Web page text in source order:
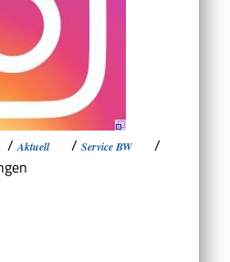
/Aktuell / Service BW
/